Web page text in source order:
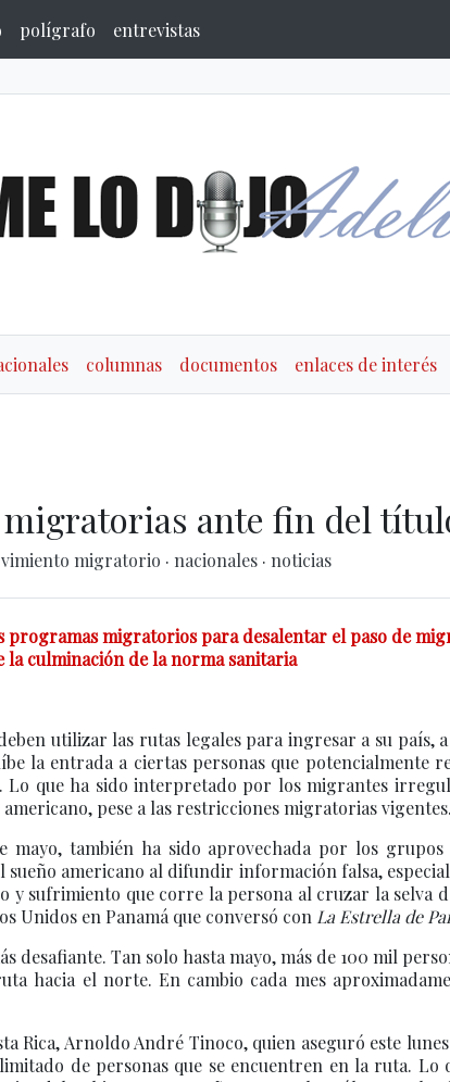
polígrafo entrevistas
columnas documentos enlaces de interés
migratorias ante fin del
migratorio · nacionales · noticias
programas migratorios para desalentar el paso de
culminación de la norma sanitaria
utilizar las rutas legales para ingresar a su país,
la entrada a ciertas personas que potencialmente
que ha sido interpretado por los migrantes
pese a las restricciones migratorias vigentes.
mayo, también ha sido aprovechada por los grupos
sueño americano al difundir información falsa,
y sufrimiento que corre la persona al cruzar la selva
Unidos en Panamá que conversó con La Estrella de
desafiante. Tan solo hasta mayo, más de 100 mil
hacia el norte. En cambio cada mes
Rica, Arnoldo André Tinoco, quien aseguró este
de personas que se encuentren en la ruta. Lo